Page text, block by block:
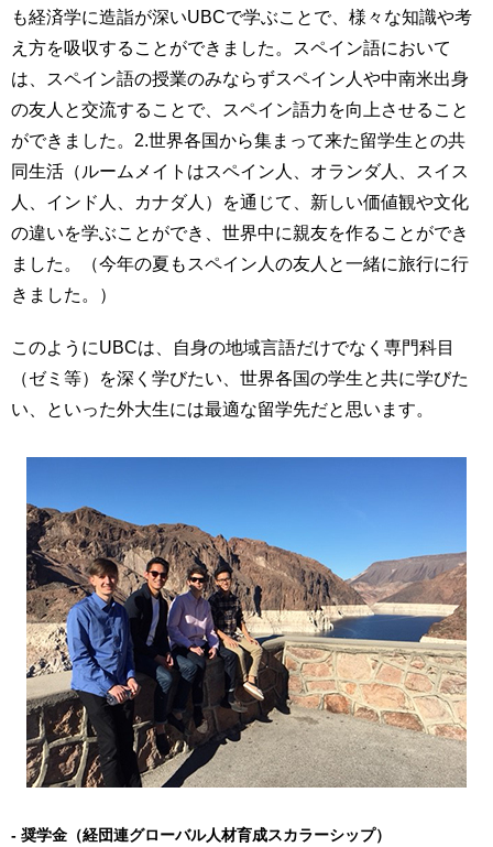
も経済学に造詣が深いUBCで学ぶことで、様々な知識や考
え方を吸収することができました。スペイン語において
は、スペイン語の授業のみならずスペイン人や中南米出身
の友人と交流することで、スペイン語力を向上させること
ができました。2.世界各国から集まって来た留学生との共
同生活（ルームメイトはスペイン人、オランダ人、スイス
人、インド人、カナダ人）を通じて、新しい価値観や文化
の違いを学ぶことができ、世界中に親友を作ることができ
ました。（今年の夏もスペイン人の友人と一緒に旅行に行
きました。）
このようにUBCは、自身の地域言語だけでなく専門科目
（ゼミ等）を深く学びたい、世界各国の学生と共に学びた
い、といった外大生には最適な留学先だと思います。
奨学金（経団連グローバル人材育成スカラーシップ）